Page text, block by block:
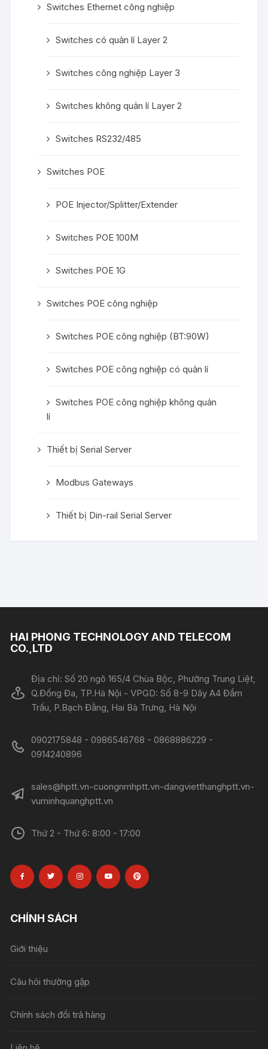
Switches Ethernet công nghiệp
Switches có quản lí Layer 2
Switches công nghiệp Layer 3
Switches không quản lí Layer 2
Switches RS232/485
Switches POE
POE Injector/Splitter/Extender
Switches POE 100M
Switches POE 1G
Switches POE công nghiệp
Switches POE công nghiệp (BT:90W)
Switches POE công nghiệp có quản lí
Switches POE công nghiệp không quản
lí
Thiết bị Serial Server
Modbus Gateways
Thiết bị Din-rail Serial Server
HAI PHONG TECHNOLOGY AND TELECOM
CO.,LTD
Địa chỉ: Số 20 ngõ 165/4 Chùa Bộc, Phường Trung Liệt,
Q.Đống Đa, TP.Hà Nội - VPGD: Số 8-9 Dãy A4 Đầm
Trấu, P.Bạch Đằng, Hai Bà Trưng, Hà Nội
0902175848 - 0986546768 - 0868886229 -
0914240896​​​​​​​
sales@hptt.vn-cuongnmhptt.vn-dangvietthanghptt.vn-
vuminhquanghptt.vn
Thứ 2 - Thứ 6: 8:00 - 17:00
CHÍNH SÁCH
Giới thiệu
Câu hỏi thường gặp
Chính sách đổi trả hàng